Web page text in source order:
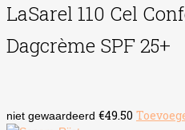
LaSarel 110 Cel
Dagcrème SPF 25+
niet gewaardeerd €49.50